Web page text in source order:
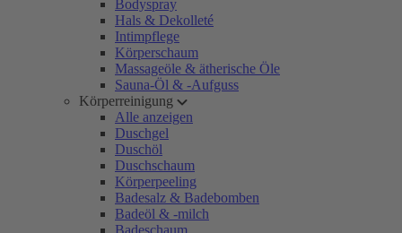
Bodyspray
Hals & Dekolleté
Intimpflege
Körperschaum
Massageöle & ätherische Öle
Sauna-Öl & -Aufguss
Körperreinigung
Alle anzeigen
Duschgel
Duschöl
Duschschaum
Körperpeeling
Badesalz & Badebomben
Badeöl & -milch
Badeschaum